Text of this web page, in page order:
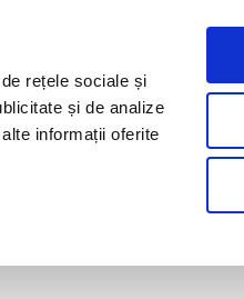
rețele sociale și
și de analize
informații oferite